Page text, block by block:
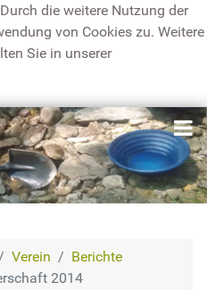
die weitere Nutzung der
von Cookies zu. Weitere
Sie in unserer
Verein
Berichte
2014